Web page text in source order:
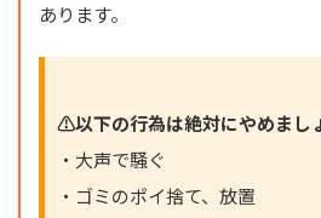
あります。
⚠️以下の行為は絶対にやめまし
・大声で騒ぐ
・ゴミのポイ捨て、放置